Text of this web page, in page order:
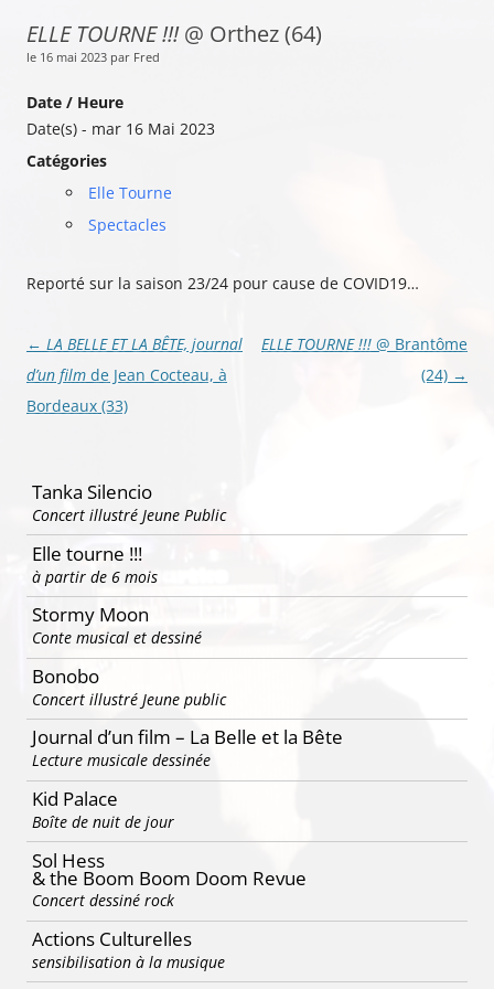
ELLE TOURNE !!!@ Orthez (64)
le 16 mai 2023 par Fred
Date / Heure
Date(s) - mar 16 Mai 2023
Catégories
Elle Tourne
Spectacles
Reporté sur la saison 23/24 pour cause de COVID19…
Navigation
des
articles
← LA BELLE ET LA BÊTE, journal
d’un film de Jean Cocteau, à
Bordeaux (33)
ELLE TOURNE !!! @ Brantôme
(24) →
Tanka Silencio
Concert illustré Jeune Public
Elle tourne !!!
à partir de 6 mois
Stormy Moon
Conte musical et dessiné
Bonobo
Concert illustré Jeune public
Journal d’un film – La Belle et la Bête
Lecture musicale dessinée
Kid Palace
Boîte de nuit de jour
Sol Hess
& the Boom Boom Doom Revue
Concert dessiné rock
Actions Culturelles
sensibilisation à la musique